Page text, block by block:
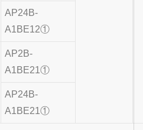
AP24B-
A1BE12①
AP2B-
A1BE21①
AP24B-
A1BE21①